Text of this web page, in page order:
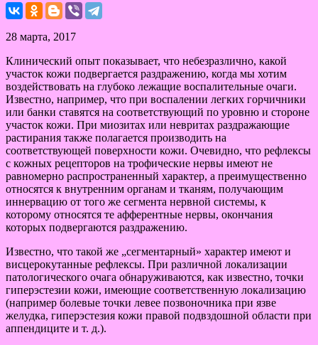
28 марта, 2017
Клинический опыт показывает, что небезразлично, какой
участок кожи подвергается раздражению, когда мы хотим
воздействовать на глубоко лежащие воспалительные очаги.
Известно, например, что при воспалении легких горчичники
или банки ставятся на соответствующий по уровню и стороне
участок кожи. При миозитах или невритах раздражающие
растирания также полагается производить на
соответствующей поверхности кожи. Очевидно, что рефлексы
с кожных рецепторов на трофические нервы имеют не
равномерно распространенный характер, а преимущественно
относятся к внутренним органам и тканям, получающим
иннервацию от того же сегмента нервной системы, к
которому относятся те афферентные нервы, окончания
которых подвергаются раздражению.
Известно, что такой же „сегментарный» характер имеют и
висцерокутанные рефлексы. При различной локализации
патологического очага обнаруживаются, как известно, точки
гиперэстезии кожи, имеющие соответственную локализацию
(например болевые точки левее позвоночника при язве
желудка, гиперэстезия кожи правой подвздошной области при
аппендиците и т. д.).